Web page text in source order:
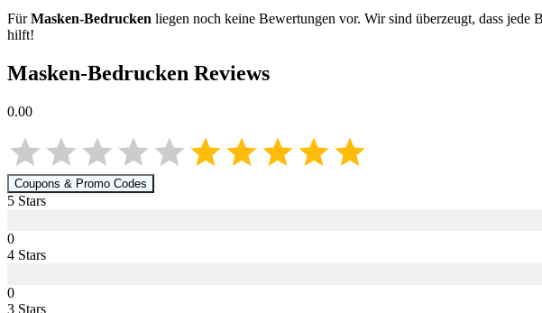
FürMasken-Bedrucken liegen noch keine Bewertungen vor. Wir sind überzeugt, dass
hilft!
Masken-Bedrucken Reviews
0.00
Coupons & Promo Codes
5 Stars
0
4 Stars
0
3 Stars